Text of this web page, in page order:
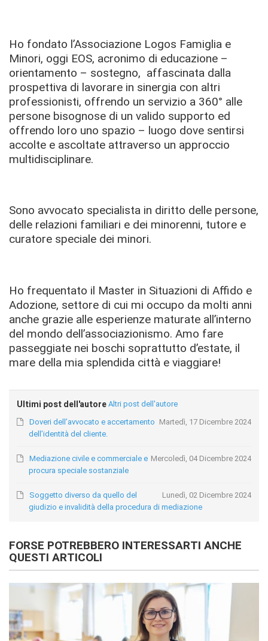
Ho fondato l’Associazione Logos Famiglia e
Minori, oggi EOS, acronimo di educazione –
orientamento – sostegno, affascinata dalla
prospettiva di lavorare in sinergia con altri
professionisti, offrendo un servizio a 360° alle
persone bisognose di un valido supporto ed
offrendo loro uno spazio – luogo dove sentirsi
accolte e ascoltate attraverso un approccio
multidisciplinare.
Sono avvocato specialista in diritto delle persone,
delle relazioni familiari e dei minorenni, tutore e
curatore speciale dei minori.
Ho frequentato il Master in Situazioni di Affido e
Adozione, settore di cui mi occupo da molti anni
anche grazie alle esperienze maturate all’interno
del mondo dell’associazionismo. Amo fare
passeggiate nei boschi soprattutto d’estate, il
mare della mia splendida città e viaggiare!
Ultimi post dell'autore Altri post dell'autore
Martedì, 17 Dicembre 2024
Doveri dell’avvocato e accertamento
dell’identità del cliente.
Mercoledì, 04 Dicembre 2024
Mediazione civile e commerciale e
procura speciale sostanziale
Lunedì, 02 Dicembre 2024
Soggetto diverso da quello del
giudizio e invalidità della procedura di mediazione
FORSE POTREBBERO INTERESSARTI ANCHE
QUESTI ARTICOLI